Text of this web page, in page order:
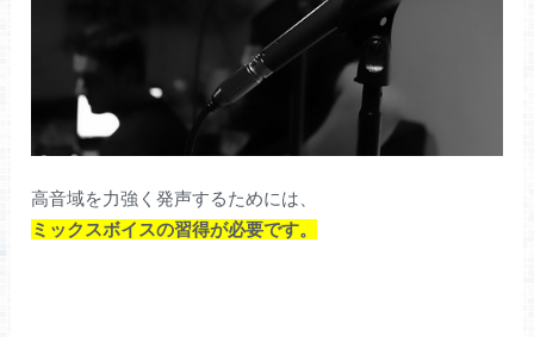
高音域を力強く発声するためには、
ミックスボイスの習得が必要です。